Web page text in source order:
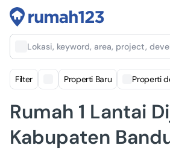
Lokasi, keyword, area, project,
Filter Properti Baru Properti
Rumah 1 Lantai
Kabupaten